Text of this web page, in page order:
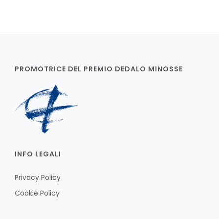
PROMOTRICE DEL PREMIO DEDALO MINOSSE
INFO LEGALI
Privacy Policy
Cookie Policy